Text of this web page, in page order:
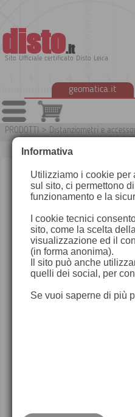
disto.it
Sito Ufficiale certificato Disto Leica
geomatica.it
PRODOTTI > Distanziometri e
Informativa
Utilizziamo i cookie per
sul sito, ci permettono
funzionamento e la
I cookie tecnici
sito, come la scelta
visualizzazione ed il
(in forma anonima).
Il sito può anche
quelli dei social, per
Se vuoi saperne di più